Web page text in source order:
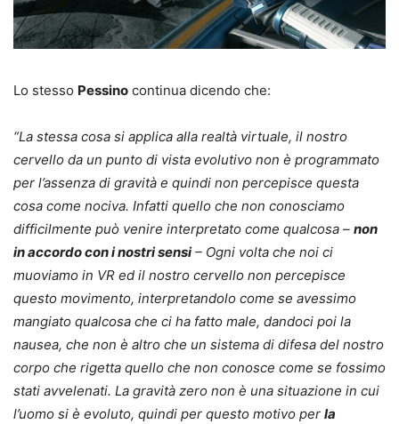
Lo stesso Pessino continua dicendo che:
“La stessa cosa si applica alla realtà virtuale, il nostro
cervello da un punto di vista evolutivo non è programmato
per l’assenza di gravità e quindi non percepisce questa
cosa come nociva. Infatti quello che non conosciamo
difficilmente può venire interpretato come qualcosa – non
in accordo con i nostri sensi– Ogni volta che noi ci
muoviamo in VR ed il nostro cervello non percepisce
questo movimento, interpretandolo come se avessimo
mangiato qualcosa che ci ha fatto male, dandoci poi la
nausea, che non è altro che un sistema di difesa del nostro
corpo che rigetta quello che non conosce come se fossimo
stati avvelenati. La gravità zero non è una situazione in cui
l’uomo si è evoluto, quindi per questo motivo per la